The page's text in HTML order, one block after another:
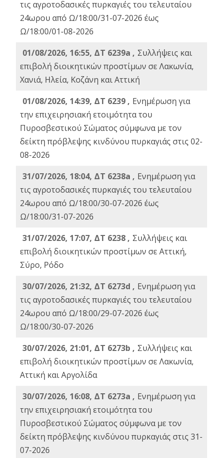
τις αγροτοδασικές πυρκαγιές του τελευταίου
24ωρου από Ω/18:00/31-07-2026 έως
Ω/18:00/01-08-2026
01/08/2026, 16:55, ΔΤ 6239a , Συλλήψεις και
επιβολή διοικητικών προστίμων σε Λακωνία,
Χανιά, Ηλεία, Κοζάνη και Αττική
01/08/2026, 14:39, ΔΤ 6239 , Ενημέρωση για
την επιχειρησιακή ετοιμότητα του
Πυροσβεστικού Σώματος σύμφωνα με τον
δείκτη πρόβλεψης κινδύνου πυρκαγιάς στις 02-
08-2026
31/07/2026, 18:04, ΔΤ 6238a , Ενημέρωση για
τις αγροτοδασικές πυρκαγιές του τελευταίου
24ωρου από Ω/18:00/30-07-2026 έως
Ω/18:00/31-07-2026
31/07/2026, 17:07, ΔΤ 6238 , Συλλήψεις και
επιβολή διοικητικών προστίμων σε Αττική,
Σύρο, Ρόδο
30/07/2026, 21:32, ΔΤ 6273d , Ενημέρωση για
τις αγροτοδασικές πυρκαγιές του τελευταίου
24ωρου από Ω/18:00/29-07-2026 έως
Ω/18:00/30-07-2026
30/07/2026, 21:01, ΔΤ 6273b , Συλλήψεις και
επιβολή διοικητικών προστίμων σε Λακωνία,
Αττική και Αργολίδα
30/07/2026, 16:08, ΔΤ 6273a , Ενημέρωση για
την επιχειρησιακή ετοιμότητα του
Πυροσβεστικού Σώματος σύμφωνα με τον
δείκτη πρόβλεψης κινδύνου πυρκαγιάς στις 31-
07-2026